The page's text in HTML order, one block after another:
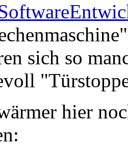
sich so
hier